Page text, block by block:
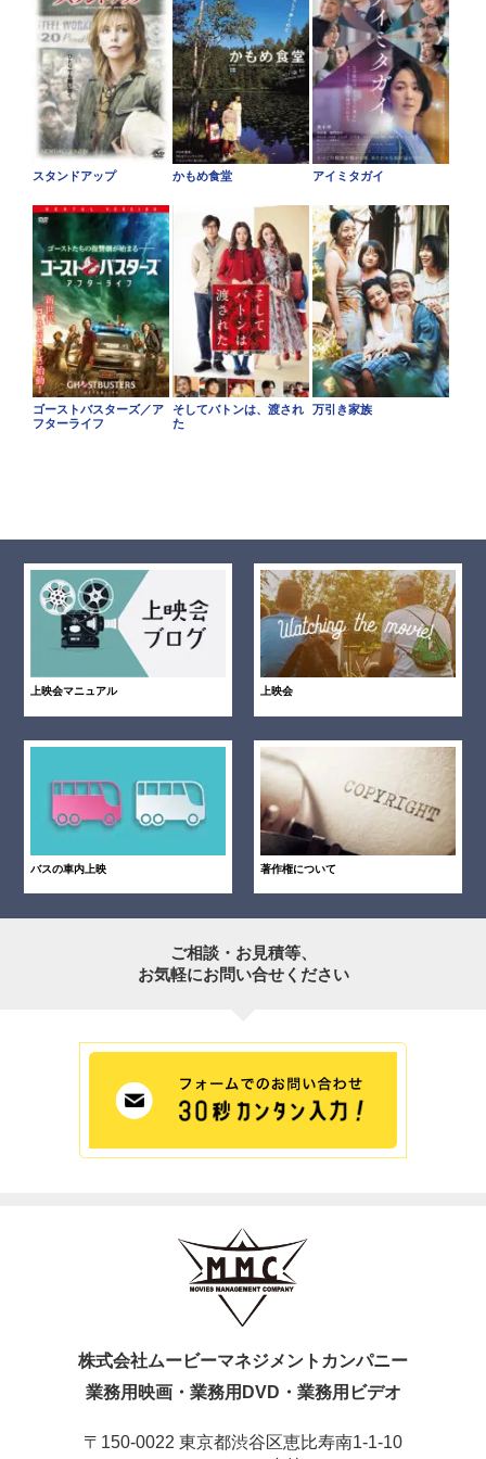
スタンドアップ かもめ食堂 アイミタガイ
ゴーストバスターズ／ア
フターライフ
そしてバトンは、渡され
た
万引き家族
上映会マニュアル 上映会
バスの車内上映 著作権について
ご相談・お見積等、
お気軽にお問い合せください
株式会社ムービーマネジメントカンパニー
業務用映画・業務用DVD・業務用ビデオ
〒150-0022 東京都渋谷区恵比寿南1-1-10